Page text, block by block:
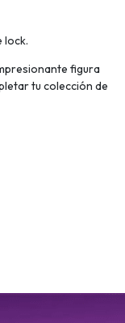
lock.
figura
tu colección de